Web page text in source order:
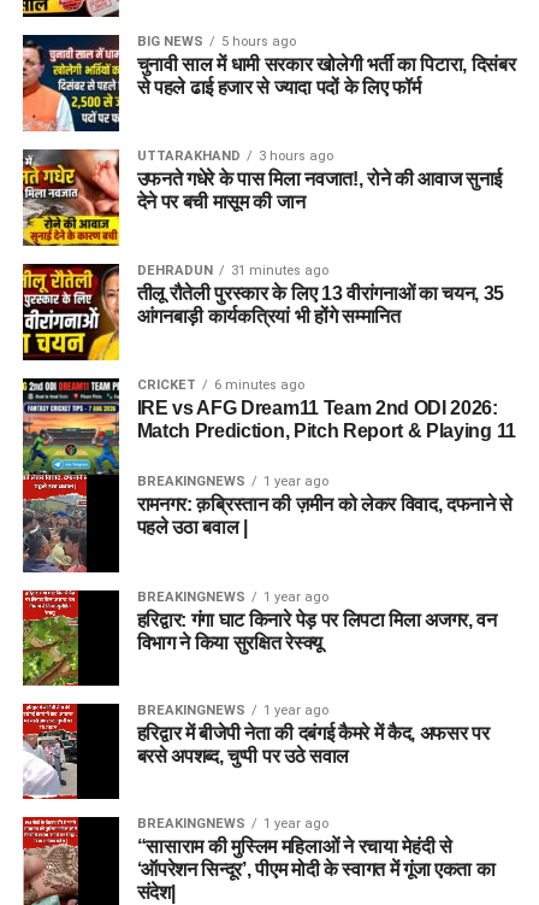
BIG NEWS 5 hours ago
चुनावी साल में धामी सरकार खोलेगी भर्ती का पिटारा, दिसंबर
से पहले ढाई हजार से ज्यादा पदों के लिए फॉर्म
UTTARAKHAND 3 hours ago
उफनते गधेरे के पास मिला नवजात!, रोने की आवाज सुनाई
देने पर बची मासूम की जान
DEHRADUN 31 minutes ago
तीलू रौतेली पुरस्कार के लिए 13 वीरांगनाओं का चयन, 35
आंगनबाड़ी कार्यकत्रियां भी होंगे सम्मानित
CRICKET 6 minutes ago
IRE vs AFG Dream11 Team 2nd ODI 2026:
Match Prediction, Pitch Report & Playing 11
BREAKINGNEWS 1 year ago
रामनगर: क़ब्रिस्तान की ज़मीन को लेकर विवाद, दफनाने से
पहले उठा बवाल |
BREAKINGNEWS 1 year ago
हरिद्वार: गंगा घाट किनारे पेड़ पर लिपटा मिला अजगर, वन
विभाग ने किया सुरक्षित रेस्क्यू
BREAKINGNEWS 1 year ago
हरिद्वार में बीजेपी नेता की दबंगई कैमरे में कैद, अफसर पर
बरसे अपशब्द, चुप्पी पर उठे सवाल
BREAKINGNEWS 1 year ago
“सासाराम की मुस्लिम महिलाओं ने रचाया मेहंदी से
‘ऑपरेशन सिन्दूर’, पीएम मोदी के स्वागत में गूंजा एकता का
संदेश|